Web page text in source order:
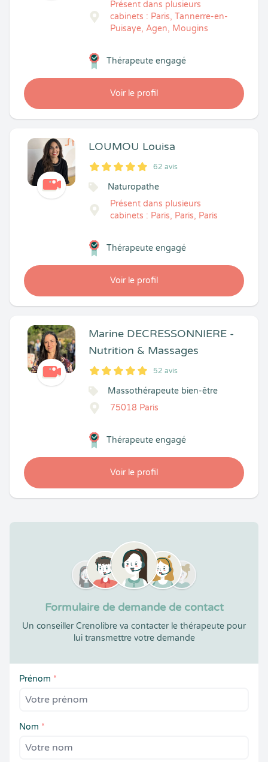
Présent dans plusieurs
cabinets : Paris, Tannerre-en-
Puisaye, Agen, Mougins
Voir le profil
Thérapeute engagé
LOUMOU Louisa
5
1
5
62 62 avis
Naturopathe
Présent dans plusieurs
cabinets : Paris, Paris, Paris
Voir le profil
Thérapeute engagé
Marine DECRESSONNIERE -
Nutrition & Massages
5
1
5
52 52 avis
Massothérapeute bien-être
75018 Paris
Voir le profil
Thérapeute engagé
Formulaire de demande de contact
Un conseiller Crenolibre va contacter le thérapeute pour
lui transmettre votre demande
Prénom *
Nom *